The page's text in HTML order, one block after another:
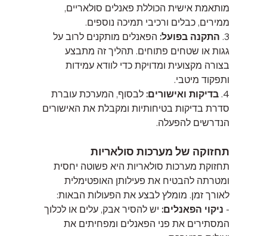
מותאמת אישית הכוללת פאנלים סולאריים,
ממירים, כבלים ורכיבי תמיכה נוספים.
3. התקנה בפועל: הפאנלים מותקנים לרוב על
גגות או שטחים פתוחים. תהליך זה מתבצע
בצורה מקצועית ומדויקת כדי לוודא עמידות
ותפקוד מיטבי.
4. בדיקות ואישורים: לבסוף, המערכת עוברת
סדרת בדיקות בטיחותיות ומקבלת את האישורים
הנדרשים להפעלה.
תחזוקה של מערכות סולאריות
תחזוקת מערכות סולאריות היא פשוטה יחסית
ומטרתה להבטיח את פעילותן האופטימלית
לאורך זמן. מומלץ לבצע את הפעולות הבאות:
- ניקוי הפאנלים: יש להסיר אבק, עלים או לכלוך
המסתירים את פני הפאנלים ומפחיתים את